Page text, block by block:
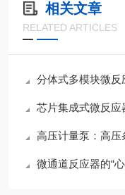
相关文章
RELATED ARTICLES
分体式多模块微反
芯片集成式微反
高压计量泵：高压条
微通道反应器的“心脏